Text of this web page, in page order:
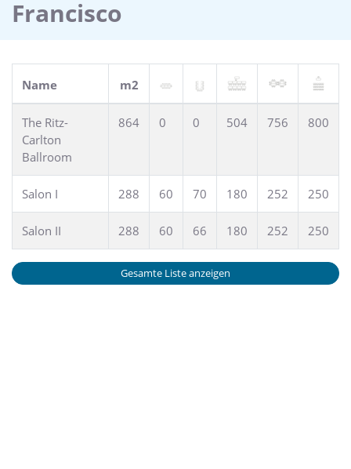
Francisco
Name m2
The Ritz-
Carlton
Ballroom
864 0 0 504 756 800
Salon I 288 60 70 180 252 250
Salon II 288 60 66 180 252 250
Gesamte Liste anzeigen